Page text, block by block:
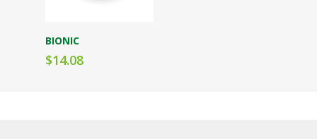
Seleccionar
opciones
BIONIC
$14.08